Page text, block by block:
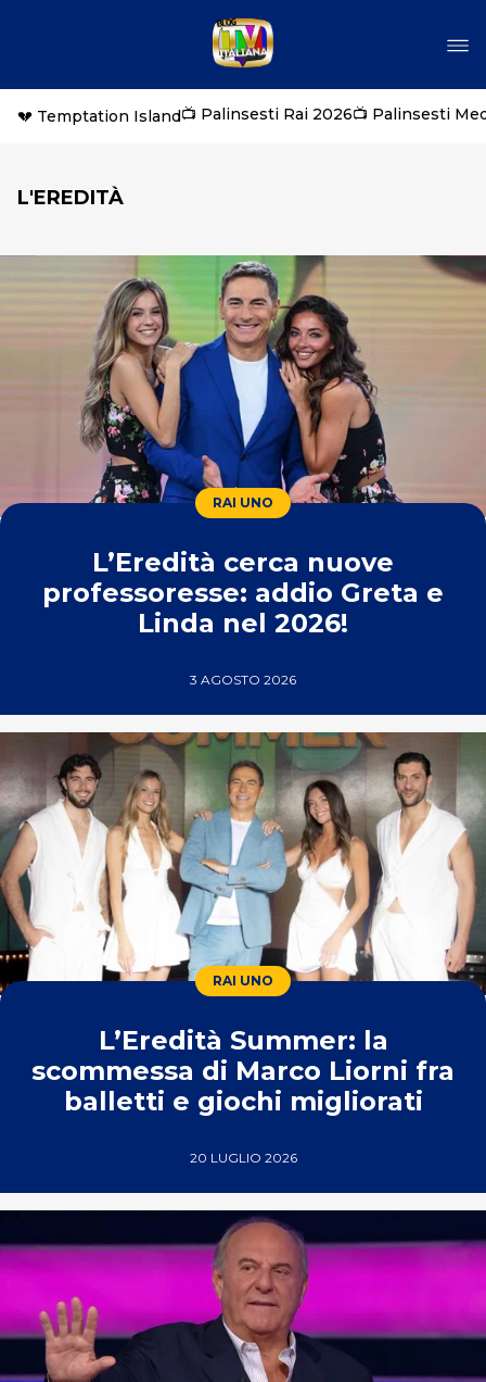
💔 Temptation Island📺 Palinsesti Rai 2026📺 Palinsesti
L'EREDITÀ
RAI UNO
L’Eredità cerca nuove
professoresse: addio Greta e
Linda nel 2026!
3 AGOSTO 2026
RAI UNO
L’Eredità Summer: la
scommessa di Marco Liorni fra
balletti e giochi migliorati
20 LUGLIO 2026